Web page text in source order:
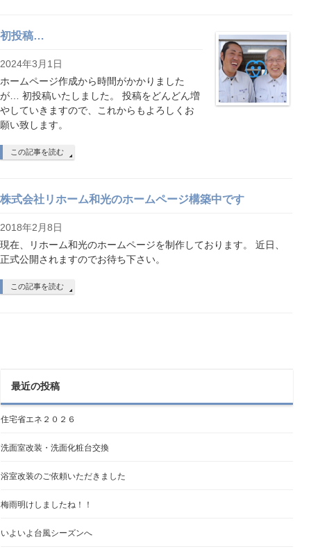
初投稿…
2024年3月1日
ホームページ作成から時間がかかりました
が… 初投稿いたしました。 投稿をどんどん増
やしていきますので、これからもよろしくお
願い致します。
この記事を読む
株式会社リホーム和光のホームページ構築中です
2018年2月8日
現在、リホーム和光のホームページを制作しております。 近日、
正式公開されますのでお待ち下さい。
この記事を読む
最近の投稿
住宅省エネ２０２６
洗面室改装・洗面化粧台交換
浴室改装のご依頼いただきました
梅雨明けしましたね！！
いよいよ台風シーズンへ